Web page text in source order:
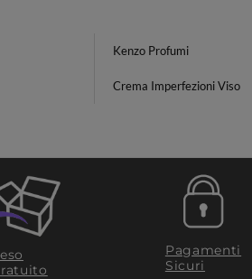
Kenzo Profumi
Crema Imperfezioni Viso
Pagamenti
Sicuri